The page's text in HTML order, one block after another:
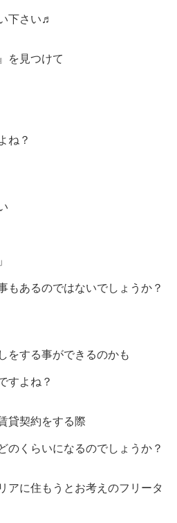
下さい♬
を見つけて
ね？
もあるのではないでしょうか？
をする事ができるのかも
すよね？
貸契約をする際
のくらいになるのでしょうか？
アに住もうとお考えのフリータ